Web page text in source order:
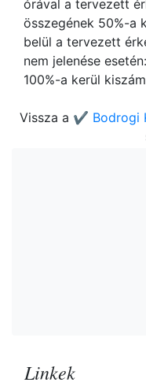
órával a tervezett
összegének 50%-a
belül a tervezett
nem jelenése
100%-a kerül
Vissza a ✔️ Bodrogi
Linkek